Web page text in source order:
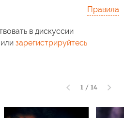
Правила
в дискуссии
зарегистрируйтесь
1 / 14